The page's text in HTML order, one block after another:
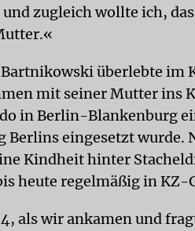
zugleich wollte ich,
überlebte im
mit seiner Mutter ins
in Berlin-Blankenburg
eingesetzt wurde.
Kindheit hinter
heute regelmäßig in
als wir ankamen und